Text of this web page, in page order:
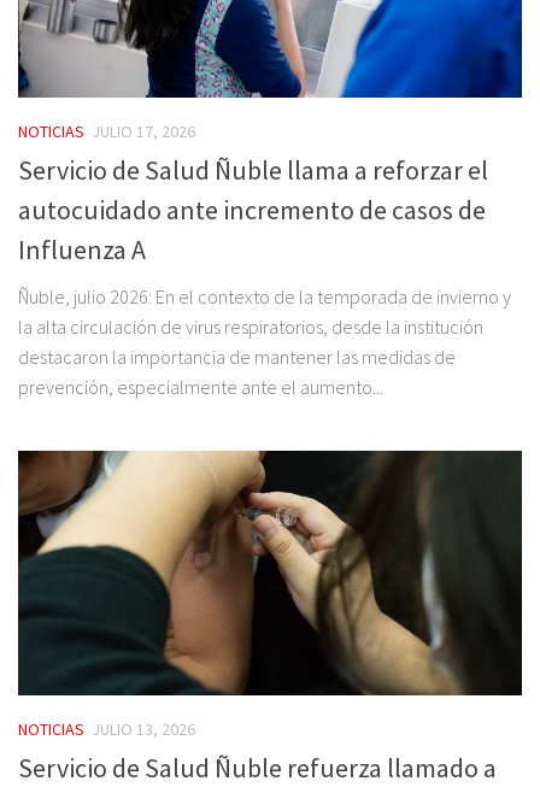
NOTICIAS JULIO 17, 2026
Servicio de Salud Ñuble llama a reforzar el
autocuidado ante incremento de casos de
Influenza A
Ñuble, julio 2026: En el contexto de la temporada de invierno y
la alta circulación de virus respiratorios, desde la institución
destacaron la importancia de mantener las medidas de
prevención, especialmente ante el aumento...
NOTICIAS JULIO 13, 2026
Servicio de Salud Ñuble refuerza llamado a